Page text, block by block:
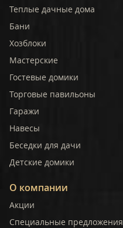
Теплые дачные дома
Бани
Хозблоки
Мастерские
Гостевые домики
Торговые павильоны
Гаражи
Навесы
Беседки для дачи
Детские домики
О компании
Акции
Специальные предложения